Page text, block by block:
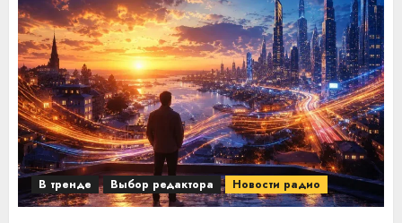
В тренде Выбор редактора Новости радио